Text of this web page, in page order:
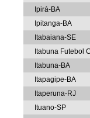
Ipirá-BA
Ipitanga-BA
Itabaiana-SE
Itabuna Futebol
Itabuna-BA
Itapagipe-BA
Itaperuna-RJ
Ituano-SP